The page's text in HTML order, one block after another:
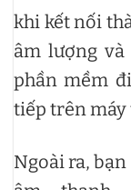
khi kết nối
âm lượng
phần mềm
tiếp trên máy
Ngoài ra,